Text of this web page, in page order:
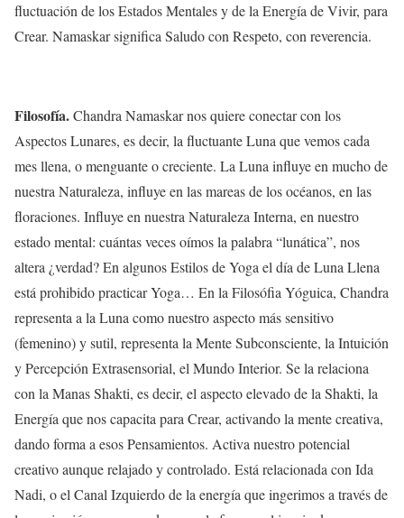
fluctuación de los Estados Mentales y de la Energía de Vivir, para
Crear. Namaskar significa Saludo con Respeto, con reverencia.
Filosofía.Chandra Namaskar nos quiere conectar con los
Aspectos Lunares, es decir, la fluctuante Luna que vemos cada
mes llena, o menguante o creciente. La Luna influye en mucho de
nuestra Naturaleza, influye en las mareas de los océanos, en las
floraciones. Influye en nuestra Naturaleza Interna, en nuestro
estado mental: cuántas veces oímos la palabra “lunática”, nos
altera ¿verdad? En algunos Estilos de Yoga el día de Luna Llena
está prohibido practicar Yoga… En la Filosófia Yóguica, Chandra
representa a la Luna como nuestro aspecto más sensitivo
(femenino) y sutil, representa la Mente Subconsciente, la Intuición
y Percepción Extrasensorial, el Mundo Interior. Se la relaciona
con la Manas Shakti, es decir, el aspecto elevado de la Shakti, la
Energía que nos capacita para Crear, activando la mente creativa,
dando forma a esos Pensamientos. Activa nuestro potencial
creativo aunque relajado y controlado. Está relacionada con Ida
Nadi, o el Canal Izquierdo de la energía que ingerimos a través de